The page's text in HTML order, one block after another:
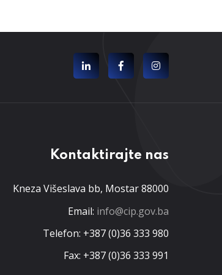
Kontaktirajte nas
Kneza Višeslava bb, Mostar 88000
Email: info@cip.gov.ba
Telefon: +387 (0)36 333 980
Fax: +387 (0)36 333 991